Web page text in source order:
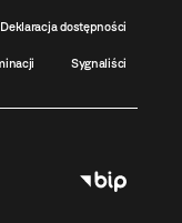
Deklaracja dostępności
Sygnaliści